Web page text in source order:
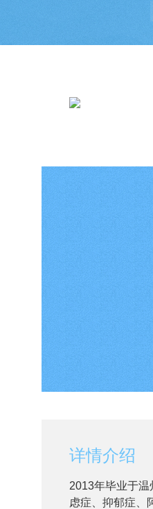
详情介绍
2013年毕业于
虑症、抑郁症、